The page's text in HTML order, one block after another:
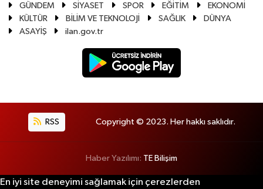
GÜNDEM SİYASET SPOR EĞİTİM
EKONOMİ
KÜLTÜR
BİLİM VE TEKNOLOJİ SAĞLIK
DÜNYA
ASAYİŞ
ilan.gov.tr
RSS Copyright © 2023. Her hakkı saklıdır.
Haber Yazılımı: TE Bilişim
En iyi site deneyimi sağlamak için çerezlerden